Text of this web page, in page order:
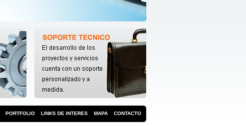
PORTFOLIO LINKS DE INTERES MAPA CONTACTO